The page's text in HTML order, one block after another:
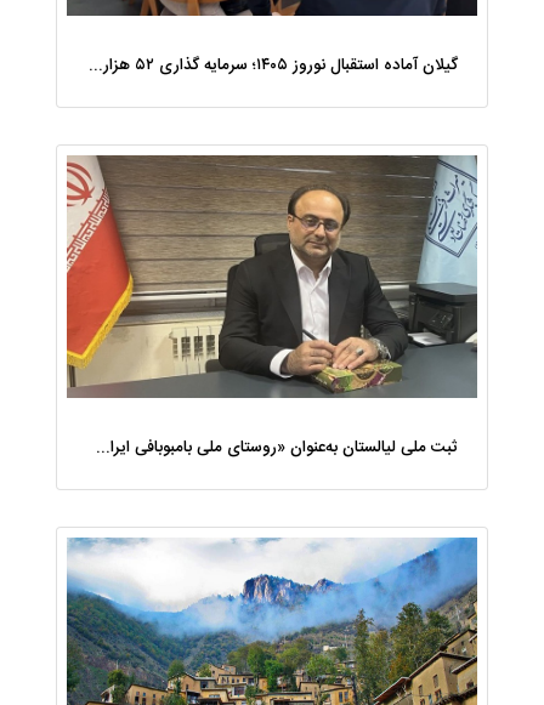
گیلان آماده استقبال نوروز ۱۴۰۵؛ سرمایه‌ گذاری ۵۲ هزار میلیارد ریالی برای ۲۴۵ پروژه اقامتی
ثبت ملی لیالستان به‌عنوان «روستای ملی بامبوبافی ایران»، احیای یک میراث ‌فرهنگی است